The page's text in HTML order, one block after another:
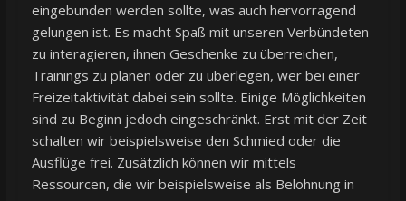
eingebunden werden sollte, was auch hervorragend
gelungen ist. Es macht Spaß mit unseren Verbündeten
zu interagieren, ihnen Geschenke zu überreichen,
Trainings zu planen oder zu überlegen, wer bei einer
Freizeitaktivität dabei sein sollte. Einige Möglichkeiten
sind zu Beginn jedoch eingeschränkt. Erst mit der Zeit
schalten wir beispielsweise den Schmied oder die
Ausflüge frei. Zusätzlich können wir mittels
Ressourcen, die wir beispielsweise als Belohnung in